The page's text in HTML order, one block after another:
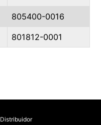
805400-0016
801812-0001
Distribuidor